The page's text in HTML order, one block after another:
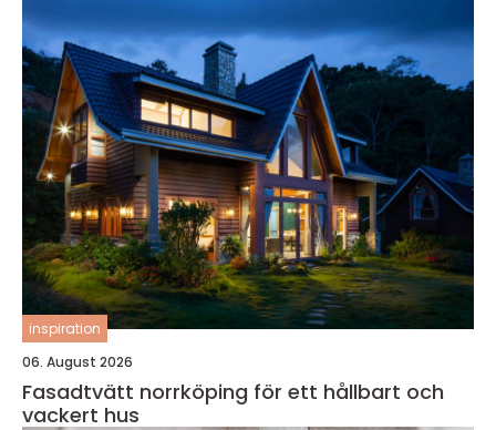
inspiration
06. August 2026
Fasadtvätt norrköping för ett hållbart och
vackert hus